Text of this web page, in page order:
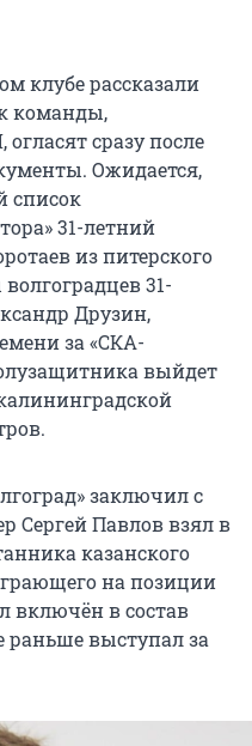
клубе рассказали
команды,
сразу после
Ожидается,
список
31-летний
из питерского
31-
Друзин,
за «СКА-
выйдет
заключил с
Сергей Павлов взял в
казанского
на позиции
включён в состав
раньше выступал за